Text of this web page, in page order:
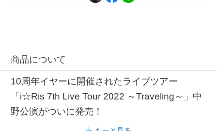
商品について
10周年イヤーに開催されたライブツアー
「i☆Ris 7th Live Tour 2022 ～Traveling～」中
野公演がついに発売！